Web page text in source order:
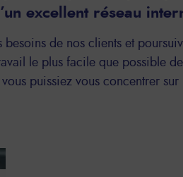
excellent réseau
de nos clients et
le plus facile que possible
puissiez vous concentrer sur